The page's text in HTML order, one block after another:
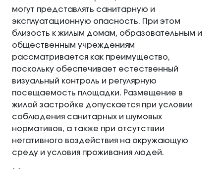
могут представлять санитарную и
эксплуатационную опасность. При этом
близость к жилым домам, образовательным и
общественным учреждениям
рассматривается как преимущество,
поскольку обеспечивает естественный
визуальный контроль и регулярную
посещаемость площадки. Размещение в
жилой застройке допускается при условии
соблюдения санитарных и шумовых
нормативов, а также при отсутствии
негативного воздействия на окружающую
среду и условия проживания людей.